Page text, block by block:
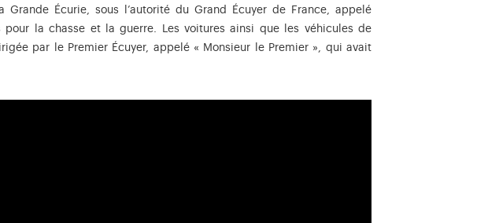
Écurie, sous l’autorité du Grand Écuyer de France, appelé
la chasse et la guerre. Les voitures ainsi que les véhicules de
par le Premier Écuyer, appelé « Monsieur le Premier », qui avait